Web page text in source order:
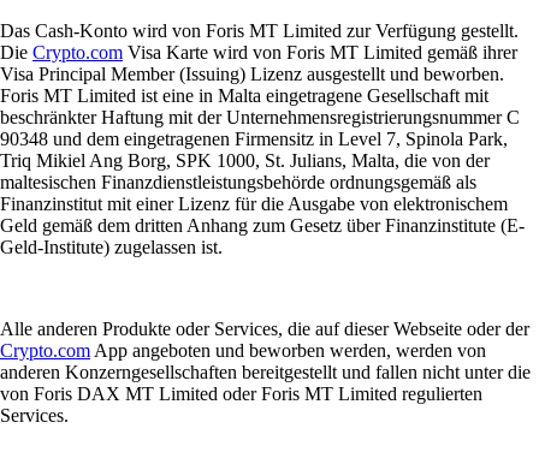
Das Cash-Konto wird von Foris MT Limited zur Verfügung gestellt.
Die Crypto.com Visa Karte wird von Foris MT Limited gemäß ihrer
Visa Principal Member (Issuing) Lizenz ausgestellt und beworben.
Foris MT Limited ist eine in Malta eingetragene Gesellschaft mit
beschränkter Haftung mit der Unternehmensregistrierungsnummer C
90348 und dem eingetragenen Firmensitz in Level 7, Spinola Park,
Triq Mikiel Ang Borg, SPK 1000, St. Julians, Malta, die von der
maltesischen Finanzdienstleistungsbehörde ordnungsgemäß als
Finanzinstitut mit einer Lizenz für die Ausgabe von elektronischem
Geld gemäß dem dritten Anhang zum Gesetz über Finanzinstitute (E-
Geld-Institute) zugelassen ist.
Alle anderen Produkte oder Services, die auf dieser Webseite oder der
Crypto.com App angeboten und beworben werden, werden von
anderen Konzerngesellschaften bereitgestellt und fallen nicht unter die
von Foris DAX MT Limited oder Foris MT Limited regulierten
Services.